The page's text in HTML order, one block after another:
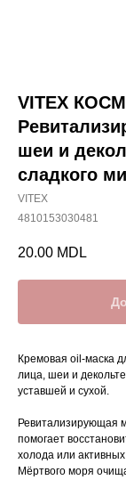
VITEX
шеи и
сладкого
VITEX
4810153030481
20.00 MDL
Кремовая oil‑маска
лица, шеи и
уставшей и сухой.
Ревитализирующая
помогает
холода или
Мёртвого моря